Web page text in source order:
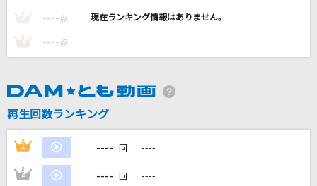
もっと見る
---- 点 ----
3 ---- 点 ----
再生回数ランキング
1 ---- 回 ----
2 ---- 回 ----